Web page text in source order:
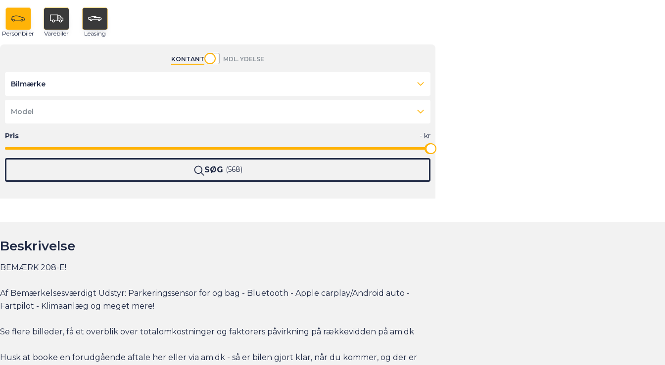
Personbiler Varebiler Leasing
KONTANT MDL. YDELSE
Bilmærke
Model
SØG 568
Beskrivelse
BEMÆRK 208-E!
Af Bemærkelsesværdigt Udstyr: Parkeringssensor for og bag - Bluetooth - Apple carplay/Android auto -
Fartpilot - Klimaanlæg og meget mere!
Se flere billeder, få et overblik over totalomkostninger og faktorers påvirkning på rækkevidden på am.dk
Husk at booke en forudgående aftale her eller via am.dk - så er bilen gjort klar, når du kommer, og der er